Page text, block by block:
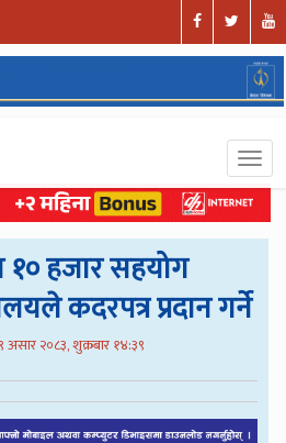
१० हजार सहयोग
कदरपत्र प्रदान गर्ने
असार २०८३, शुक्रबार १४:३९